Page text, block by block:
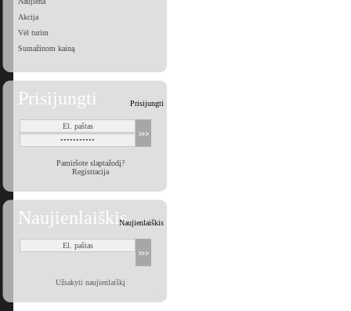
Akcija
Vėl turim
Sumažinom kainą
Prisijungti Prisijungti
Pamiršote slaptažodį?
Registracija
NaujienlaiškisNaujienlaiškis
Užsakyti naujienlaiškį